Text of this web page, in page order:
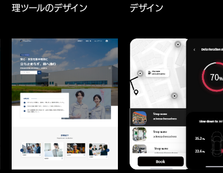
理ツールのデザイン
デザイン